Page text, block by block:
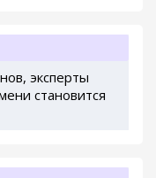
эксперты
становится